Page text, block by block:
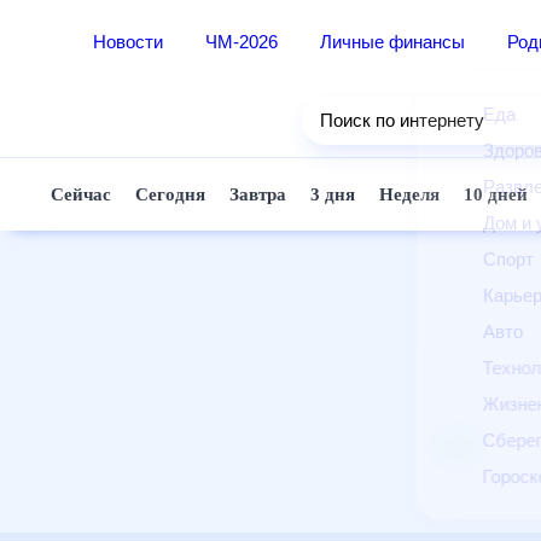
Новости ЧМ-2026 Личные финансы
Еда
Дом
Спорт
Авто
Поиск по интернету
Сейчас Сегодня Завтра 3 дня Неделя 10